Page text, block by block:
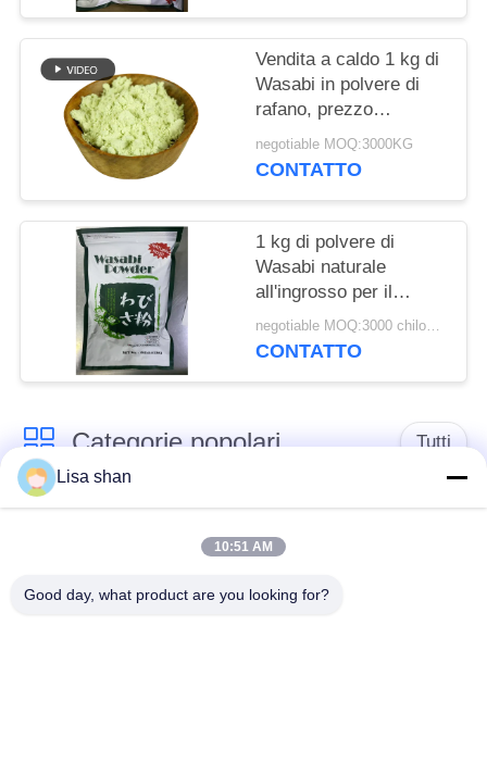
Vendita a caldo 1 kg di
Wasabi in polvere di
rafano, prezzo
competitivo
negotiable MOQ:3000KG
CONTATTO
1 kg di polvere di
Wasabi naturale
all'ingrosso per il
servizio OEM, piccolo
ordine accettabile
negotiable MOQ:3000 chilogrammi
CONTATTO
Categorie popolari Tutti
Briciole di pane
briciole di pane
giapponesi
Briciole di pane di
Lisa shan
10:51 AM
Good day, what product are you looking for?